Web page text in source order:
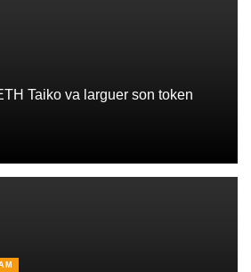
Taiko va larguer son token